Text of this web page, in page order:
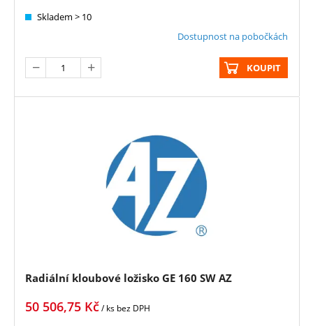
Skladem > 10
Dostupnost na pobočkách
KOUPIT
Radiální kloubové ložisko GE 160 SW AZ
50 506,75 Kč/ ks bez DPH